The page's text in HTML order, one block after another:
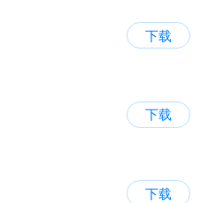
下载
下载
下载